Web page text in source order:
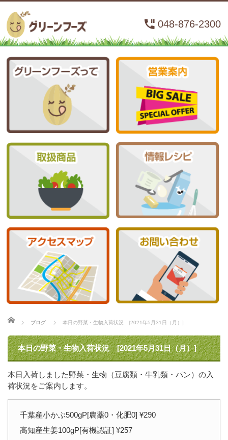
048-876-2300
ホーム
ブログ 本日の野菜・生物入荷状況 [2021年5月31日（月）]
本日の野菜・生物入荷状況 [2021年5月31日（月）]
本日入荷しました野菜・生物（豆腐類・牛乳類・パン）の入
荷状況をご案内します。
千葉産小かぶ500gP[農薬0・化肥0] ¥290
高知産生姜100gP[有機認証] ¥257